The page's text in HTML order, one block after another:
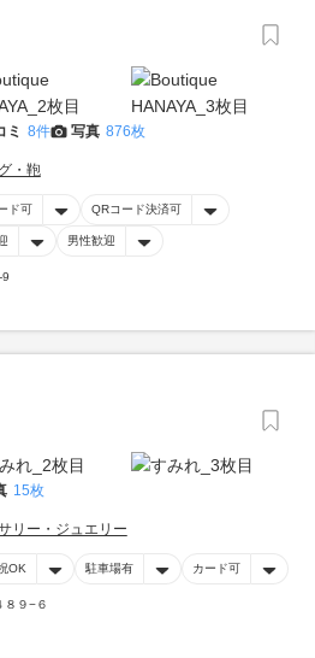
ミ 8件 写真 876枚
・鞄
ド可 QRコード決済可
男性歓迎
9
15枚
リー・ジュエリー
OK 駐車場有 カード可
８９−６